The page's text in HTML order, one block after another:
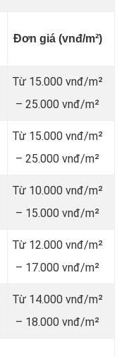
Đơn giá (vnđ/m²)
Từ 15.000 vnđ/m²
– 25.000 vnđ/m²
Từ 15.000 vnđ/m²
– 25.000 vnđ/m²
Từ 10.000 vnđ/m²
– 15.000 vnđ/m²
Từ 12.000 vnđ/m²
– 17.000 vnđ/m²
Từ 14.000 vnđ/m²
– 18.000 vnđ/m²